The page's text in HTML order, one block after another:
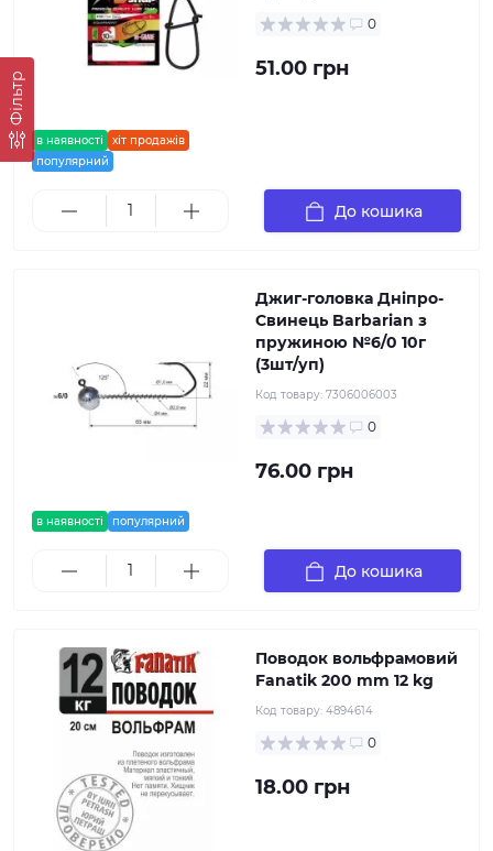
Фільтр
в наявності
хіт продажів
популярний
0
51.00 грн
До кошика
в наявності популярний
Джиг-головка Дніпро-
Свинець Barbarian з
пружиною №6/0 10г
(3шт/уп)
Код товару: 7306006003
0
76.00 грн
До кошика
Поводок вольфрамовий
Fanatik 200 mm 12 kg
Код товару: 4894614
0
18.00 грн